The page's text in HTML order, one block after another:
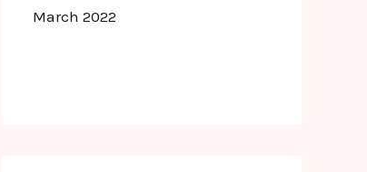
March 2022